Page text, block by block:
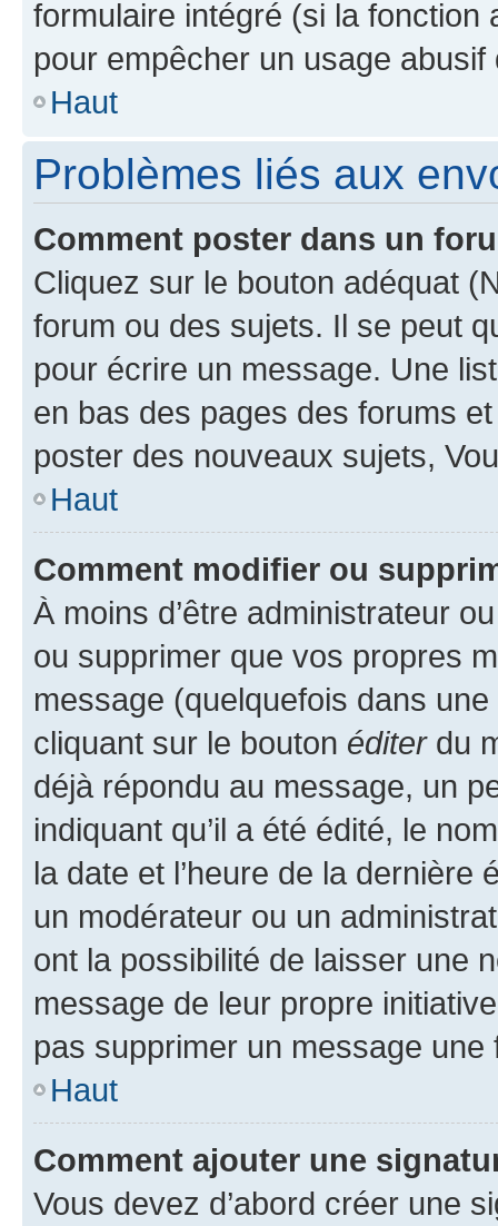
formulaire intégré (si la fonction
pour empêcher un usage
Haut
Problèmes liés aux
Comment poster dans un
Cliquez sur le bouton adéquat
forum ou des sujets. Il se peut
pour écrire un message. Une
en bas des pages des forums
poster des nouveaux sujets,
Haut
Comment modifier ou
À moins d’être administrateur
ou supprimer que vos propres
message (quelquefois dans
cliquant sur le bouton éditerdu
déjà répondu au message, un
indiquant qu’il a été édité, le
la date et l’heure de la dernière
un modérateur ou un
ont la possibilité de laisser une
message de leur propre
pas supprimer un message une
Haut
Comment ajouter une
Vous devez d’abord créer une